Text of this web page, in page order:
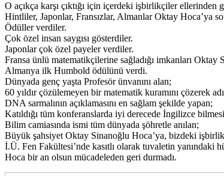
O açıkça karşı çıktığı için içerdeki işbirlikçiler ellerinden
Hintliler, Japonlar, Fransızlar, Almanlar Oktay Hoca’ya
Ödüller verdiler.
Çok özel insan saygısı gösterdiler.
Japonlar çok özel payeler verdiler.
Fransa ünlü matematikçilerine sağladığı imkanları Oktay
Almanya ilk Humbold ödülünü verdi.
Dünyada genç yaşta Profesör ünvanını alan;
60 yıldır çözülemeyen bir matematik kuramını çözerek
DNA sarmalının açıklamasını en sağlam şekilde yapan;
Katıldığı tüm konferanslarda iyi derecede İngilizce
Bilim camiasında ismi tüm dünyada şöhretle anılan;
Büyük şahsiyet Oktay Sinanoğlu Hoca’ya, bizdeki
İ.Ü. Fen Fakültesi’nde kasıtlı olarak tuvaletin
Hoca bir an olsun mücadeleden geri durmadı.